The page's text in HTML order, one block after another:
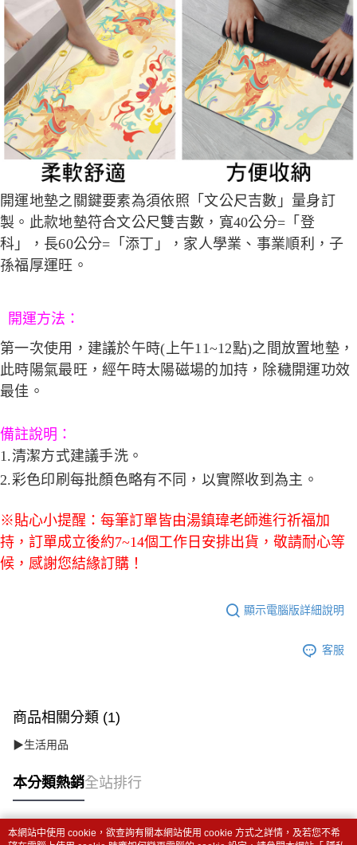
開運地墊之關鍵要素為須依照「文公尺吉數」量身訂
製。此款地墊符合文公尺雙吉數，寬40公分=「登
科」，長60公分=「添丁」，家人學業、事業順利，子
孫福厚運旺。
開運方法：
第一次使用，建議於午時(上午11~12點)之間放置地墊，
此時陽氣最旺，經午時太陽磁場的加持，除穢開運功效
最佳。
備註說明：
1.清潔方式建議手洗。
2.彩色印刷每批顏色略有不同，以實際收到為主。
※貼心小提醒：每筆訂單皆由湯鎮瑋老師進行祈福加
持，訂單成立後約7~14個工作日安排出貨，敬請耐心等
候，感謝您結緣訂購！
顯示電腦版詳細說明
客服
商品相關分類 (1)
▶生活用品
本分類熱銷全站排行
本網站中使用 cookie，欲查詢有關本網站使用 cookie 方式之詳情，及若您不希